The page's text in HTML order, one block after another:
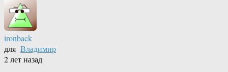
ironback
для Владимир
2 лет назад